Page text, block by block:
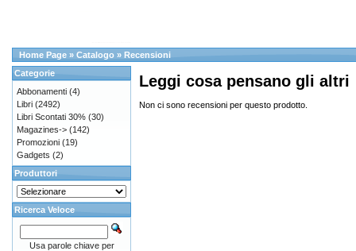
Home Page » Catalogo » Recensioni
Leggi cosa pensano gli altri
Non ci sono recensioni per questo prodotto.
Categorie
Abbonamenti (4)
Libri (2492)
Libri Scontati 30% (30)
Magazines-> (142)
Promozioni (19)
Gadgets (2)
Produttori
Ricerca Veloce
Usa parole chiave per